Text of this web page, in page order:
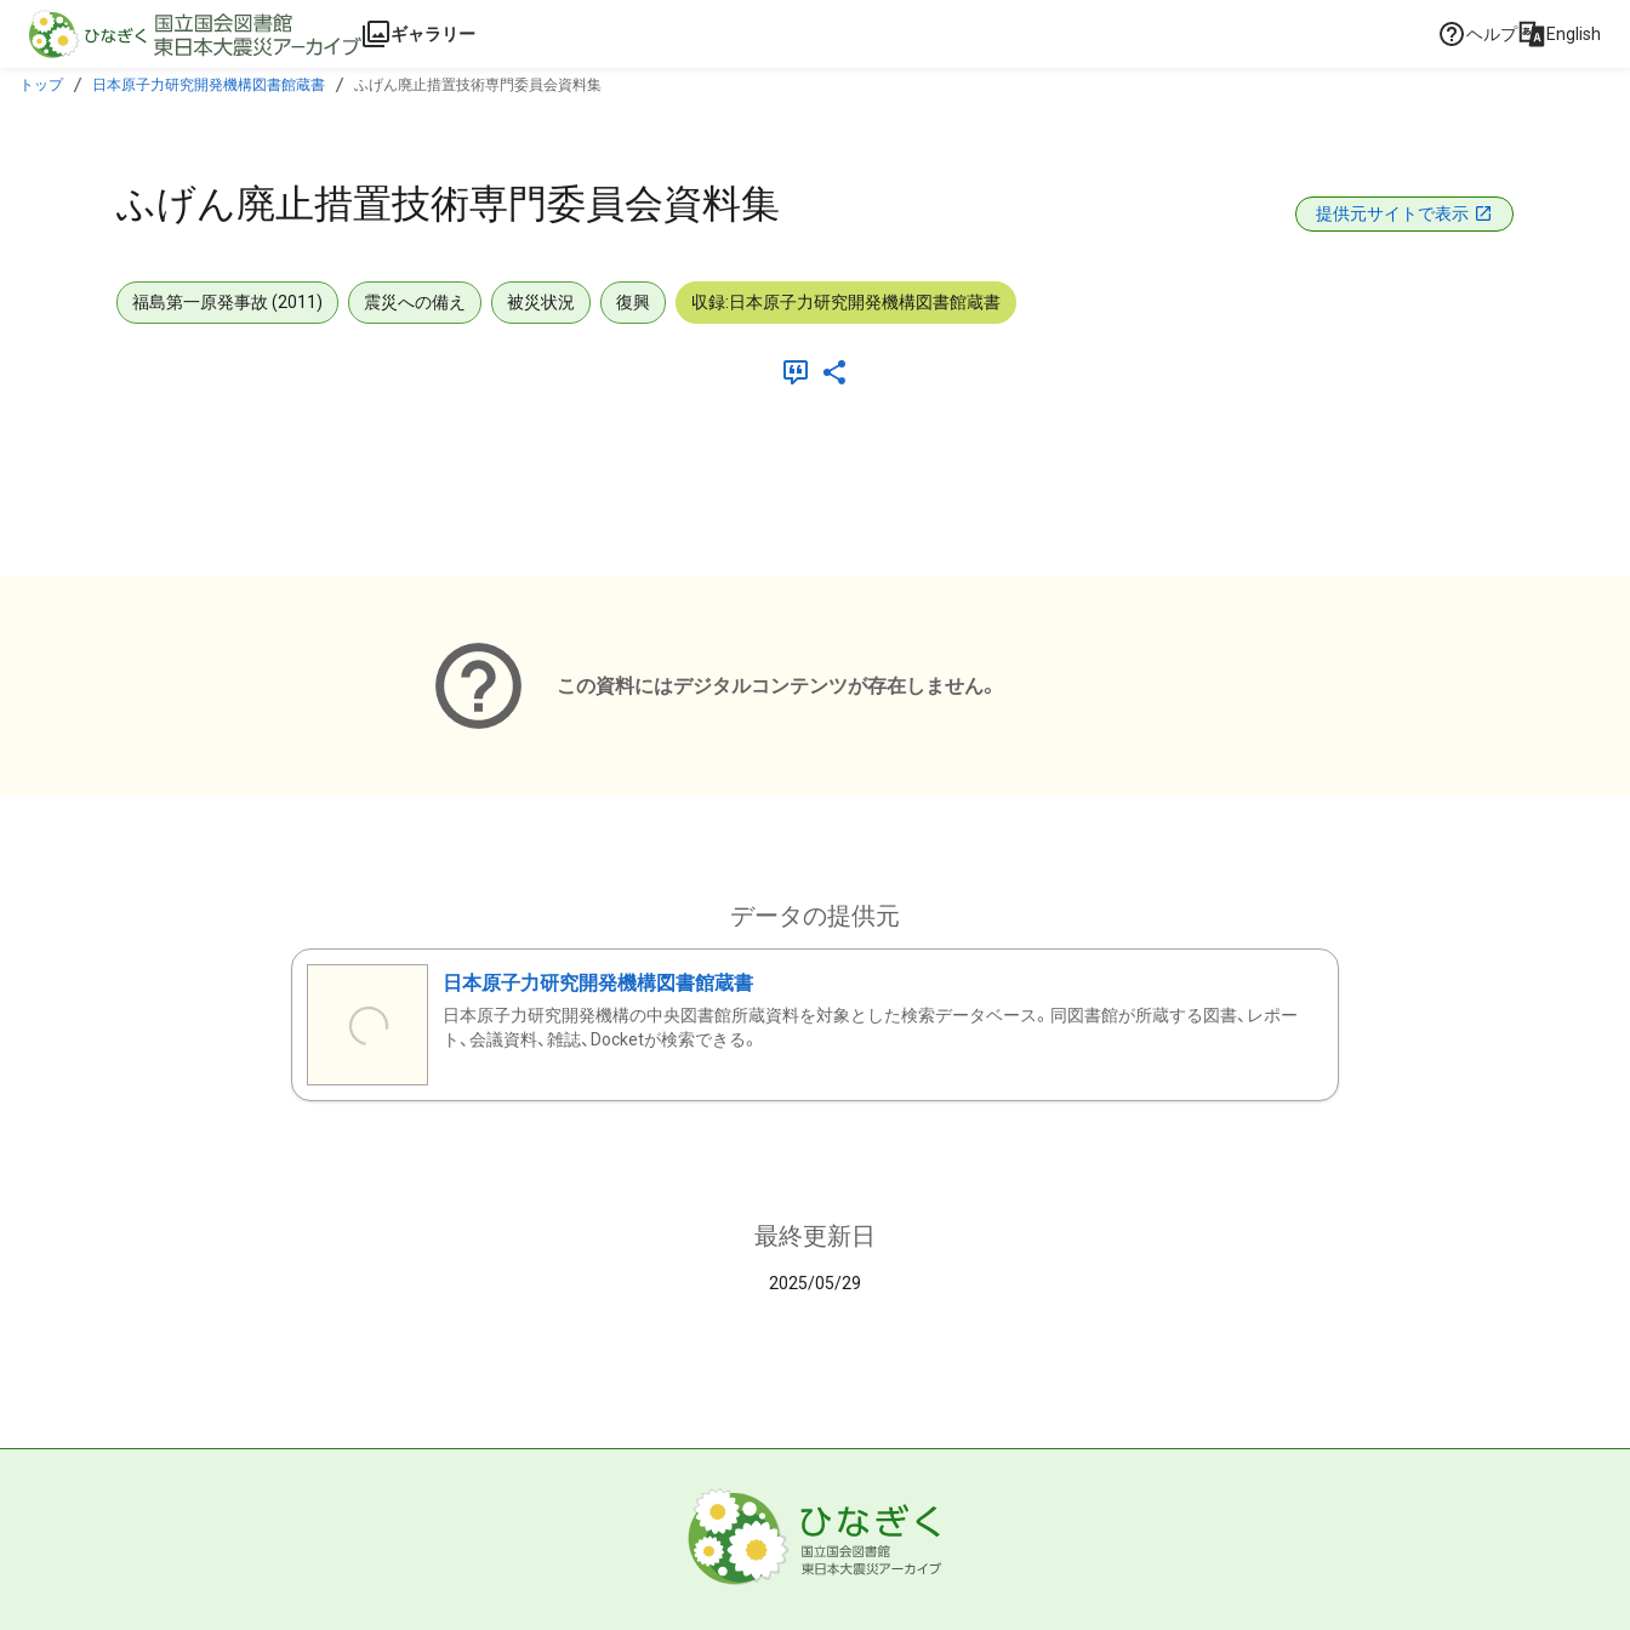
本文に飛ぶ
ギャラリー ヘルプ English
トップ 日本原子力研究開発機構図書館蔵書 ふげん廃止措置技術専門委員会資料集
ふげん廃止措置技術専門委員会資料集 提供元サイトで表示
福島第一原発事故 (2011) 震災への備え 被災状況 復興 収録:日本原子力研究開発機構図書館蔵書
この資料にはデジタルコンテンツが存在しません。
データの提供元
日本原子力研究開発機構図書館蔵書
日本原子力研究開発機構の中央図書館所蔵資料を対象とした検索データベース。同図書館が所蔵する図書、レポー
ト、会議資料、雑誌、Docketが検索できる。
最終更新日
2025/05/29